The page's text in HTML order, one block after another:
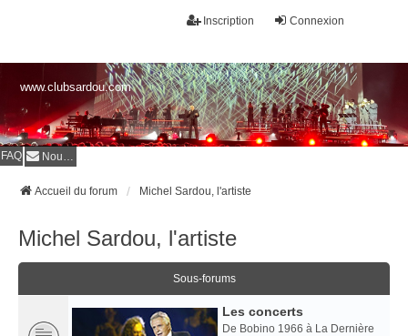
Connexion
Inscription
www.clubsardou.com
FAQ Nous contacter
Accueil du forum Michel Sardou, l'artiste
Michel Sardou, l'artiste
Sous-forums
Les concerts
De Bobino 1966 à La Dernière